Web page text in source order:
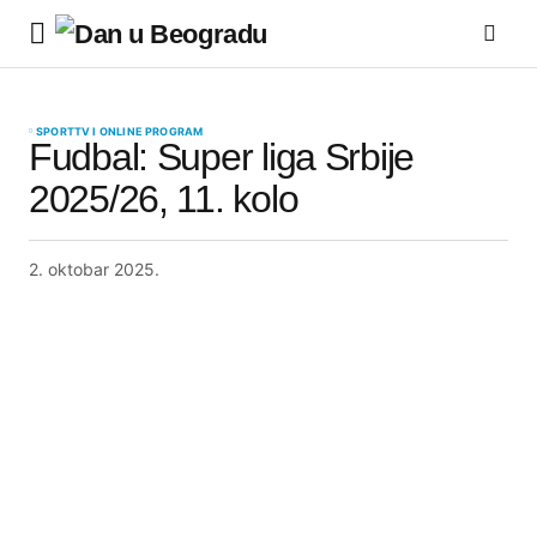
SPORTTV I ONLINE PROGRAM
Fudbal: Super liga Srbije
2025/26, 11. kolo
2. oktobar 2025.